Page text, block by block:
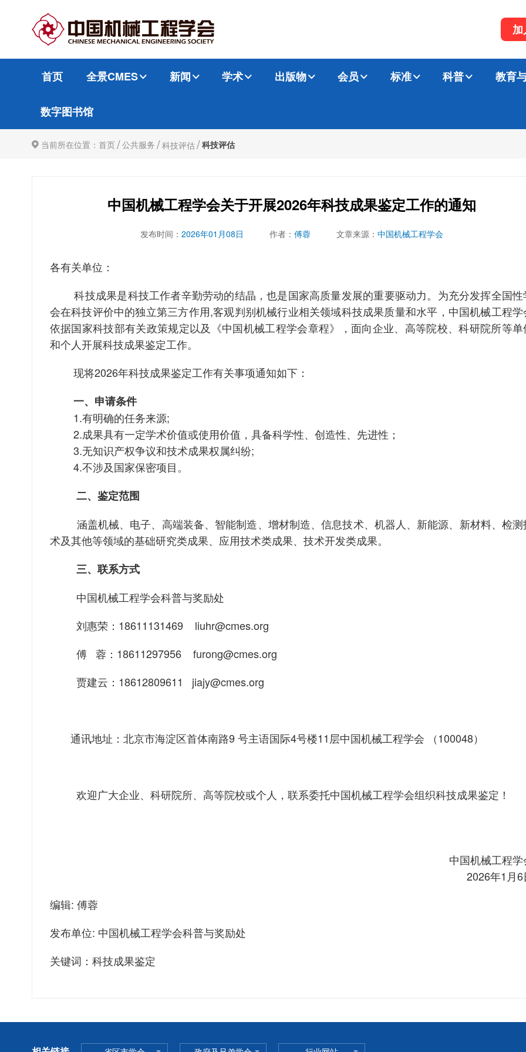
首页 全景CMES 新闻 学术 出版物 会员 标准 科普 教育
数字图书馆
当前所在位置： 首页/公共服务 /科技评估/科技评估
中国机械工程学会关于开展2026年科技成果鉴定工作的通知
发布时间： 2026年01月08日 作者： 傅蓉 文章来源： 中国机械工程学会
各有关单位：
科技成果是科技工作者辛勤劳动的结晶，也是国家高质量发展的重要驱动力。为充分发挥全国性
会在科技评价中的独立第三方作用,客观判别机械行业相关领域科技成果质量和水平，中国机械工程学
依据国家科技部有关政策规定以及《中国机械工程学会章程》，面向企业、高等院校、科研院所等单
和个人开展科技成果鉴定工作。
现将2026年科技成果鉴定工作有关事项通知如下：
一、申请条件
1.有明确的任务来源;
2.成果具有一定学术价值或使用价值，具备科学性、创造性、先进性；
3.无知识产权争议和技术成果权属纠纷;
4.不涉及国家保密项目。
二、鉴定范围
涵盖机械、电子、高端装备、智能制造、增材制造、信息技术、机器人、新能源、新材料、检测
术及其他等领域的基础研究类成果、应用技术类成果、技术开发类成果。
三、联系方式
中国机械工程学会科普与奖励处
刘惠荣：18611131469 liuhr@cmes.org
傅 蓉：18611297956 furong@cmes.org
贾建云：18612809611 jiajy@cmes.org
通讯地址：北京市海淀区首体南路9 号主语国际4号楼11层中国机械工程学会 （100048）
欢迎广大企业、科研院所、高等院校或个人，联系委托中国机械工程学会组织科技成果鉴定！
中国机械工程学
2026年1月6
编辑: 傅蓉
发布单位: 中国机械工程学会科普与奖励处
关键词：科技成果鉴定